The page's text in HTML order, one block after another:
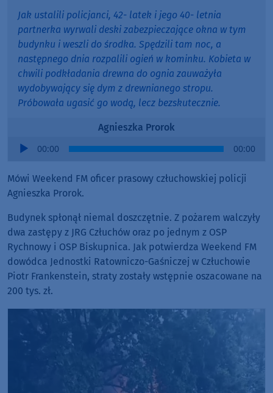
Jak ustalili policjanci, 42- latek i jego 40- letnia
partnerka wyrwali deski zabezpieczające okna w tym
budynku i weszli do środka. Spędzili tam noc, a
następnego dnia rozpalili ogień w kominku. Kobieta w
chwili podkładania drewna do ognia zauważyła
wydobywający się dym z drewnianego stropu.
Próbowała ugasić go wodą, lecz bezskutecznie.
Agnieszka Prorok
Audio
00:00 00:00
Mówi Weekend FM oficer prasowy człuchowskiej policji
Agnieszka Prorok.
Budynek spłonął niemal doszczętnie. Z pożarem walczyły
dwa zastępy z JRG Człuchów oraz po jednym z OSP
Rychnowy i OSP Biskupnica. Jak potwierdza Weekend FM
dowódca Jednostki Ratowniczo-Gaśniczej w Człuchowie
Piotr Frankenstein, straty zostały wstępnie oszacowane na
200 tys. zł.